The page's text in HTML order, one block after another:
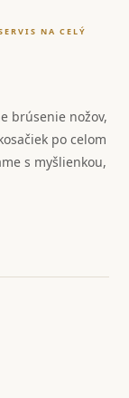
NA CELÝ
brúsenie nožov,
po celom
s myšlienkou,